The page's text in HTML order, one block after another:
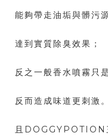
能夠帶走油垢與髒污
達到實質除臭效果；
反之一般香水噴霧只
反而造成味道更刺激。
且DOGGYPOTION